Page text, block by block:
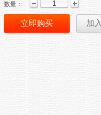
数量：
立即购买 加